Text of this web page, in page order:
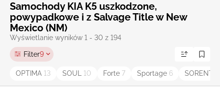
Samochody KIA K5 uszkodzone,
powypadkowe i z Salvage Title w New
Mexico (NM)
Wyświetlanie wyników 1 - 30 z 194
Filter9
OPTIMA 13 SOUL 10 Forte 7 Sportage 6 SORENTO